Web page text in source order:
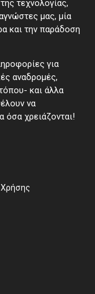
τεχνολογίας,
μας, μία
και την παράδοση
για
αναδρομές,
και άλλα
να
όσα χρειάζονται!